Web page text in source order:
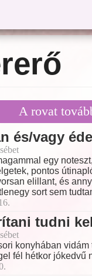
A rovat
és/vagy
egy
pontos
elillant, és
sort sem
tudni
konyhában vidám
fél hétkor jókedvű